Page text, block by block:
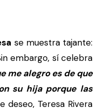
se muestra tajante:
embargo, sí celebra
me alegro es de que
su hija porque las
deseo, Teresa Rivera